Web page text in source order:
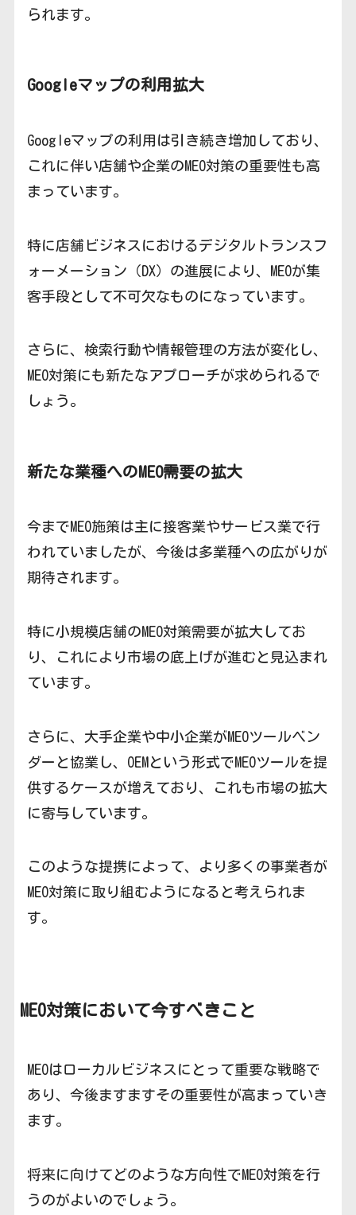
られます。
Googleマップの利用拡大
Googleマップの利用は引き続き増加しており、
これに伴い店舗や企業のMEO対策の重要性も高
まっています。
特に店舗ビジネスにおけるデジタルトランスフ
ォーメーション（DX）の進展により、MEOが集
客手段として不可欠なものになっています。
さらに、検索行動や情報管理の方法が変化し、
MEO対策にも新たなアプローチが求められるで
しょう。
新たな業種へのMEO需要の拡大
今までMEO施策は主に接客業やサービス業で行
われていましたが、今後は多業種への広がりが
期待されます。
特に小規模店舗のMEO対策需要が拡大してお
り、これにより市場の底上げが進むと見込まれ
ています。
さらに、大手企業や中小企業がMEOツールベン
ダーと協業し、OEMという形式でMEOツールを提
供するケースが増えており、これも市場の拡大
に寄与しています。
このような提携によって、より多くの事業者が
MEO対策に取り組むようになると考えられま
す。
MEO対策において今すべきこと
MEOはローカルビジネスにとって重要な戦略で
あり、今後ますますその重要性が高まっていき
ます。
将来に向けてどのような方向性でMEO対策を行
うのがよいのでしょう。